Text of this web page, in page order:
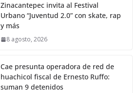
Zinacantepec invita al Festival
Urbano “Juventud 2.0” con skate, rap
y más
8 agosto, 2026
Cae presunta operadora de red de
huachicol fiscal de Ernesto Ruffo:
suman 9 detenidos